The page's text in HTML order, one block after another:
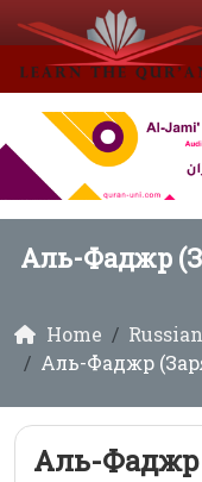
Аль-Фаджр
Home
Аль-Фаджр
Аль-Фаджр